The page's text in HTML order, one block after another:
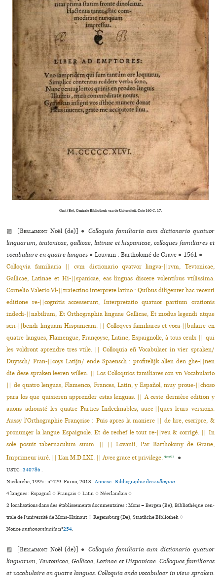
Gent (Be), Centrale Bibliotheek van de Universiteit. Cote 160 C. 17.
▨ [Berlaimont Noël (de)] ● Colloquia familiaria cum dictionario quatuor
linguarum, teutonicae, gallicae, latinae et hispanicae, colloques familiares et
vocabulaire en quatre langues ● Louvain : Bartholomé de Grave ● 1561 ●
Colloqvia familiaria || cvm dictionario qvatvor lingva-||rvm, Tevtonicae,
Gallicae, Latinae et Hi-||spanicae, eas linguas discere volentibus vtilissima.
Cornelio Valerio Vl-||traiectino interprete latino : Quibus diligenter hac re­centi
editione re-||cognitis accesserunt, Interpretatio quatuor partium ora­tionis
indecli-||nabilium, Et Orthographia linguae Gallicae, Et modus le­gendi atque
scri-||bendi linguam Hispanicam. || Colloqves familiares et voca-||bulaire en
quatre langues, Flamengue, Françoyse, Latine, Espaignol­le, à tous ceulx || qui
les voldront aprendre tres vtile. || Colloquia eñ Voca­bulaer in vier spraken/
Duytsch/ Fran-||coys Latijn/ ende Spaensch : profite­lijk allen den ghe-||nen
die dese spraken leeren willen. || Los Colloquios familiares con vn Vocabulario
|| de quatro lenguas, Flamenco, Frances, Latin, y Español, muy proue-||choso
para los que quisieren apprender estas lenguas. || A ceste dernière edition y
auons adiousté les quatre Parties Indeclinables, auec-||ques leurs versions.
Aussy l’Orthographie Françoise : Puis apres la maniere || de lire, escripre, &
pronunçer la langue Espaignole. Et de rechef le tout re-||veu & corrigé. || In
sole posuit tabernaculum suum. ||
|| Lovanii, Par Bartholomy de Graue,
Imprimeur iuré. || L’an M.D.LXI. || Avec grace et privilege. Niede95 ●
USTC :340786.
Niederehe, 1995 : n°429. Furno, 2013 :Annexe : Bibliographie descolloquia
4 langues :Espagnol ♢Français ♢Latin ♢Néerlandais ♢
2 localisations dans des établissements documentaires : Mons = Bergen (Be), Bibliothèque cen­
trale de l’uni­ver­sité de Mons-Hainaut ♢ Regensburg (De), Staatliche Bibliothek ♢
Noticeanthonominalien°254.
▨ [Berlaimont Noël (de)] ● Colloquia familiaria cum dictionario quatuor
linguarum, Teutonicae, Gallicae, Latinae et Hispanicae. Colloques familiares
et vocabulaire en quatre langues. Colloquia ende vocabulaer in view spraken.